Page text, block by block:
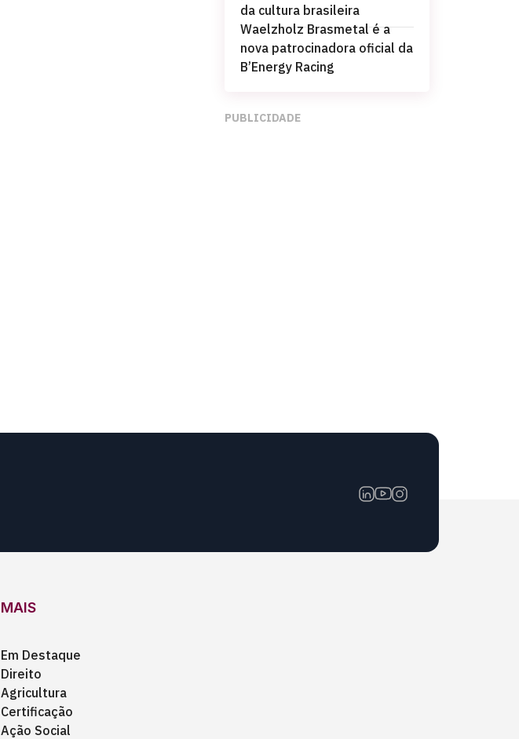
da cultura brasileira
Waelzholz Brasmetal é a
nova patrocinadora oficial da
B’Energy Racing
PUBLICIDADE
MAIS
Em Destaque
Direito
Agricultura
Certificação
Ação Social